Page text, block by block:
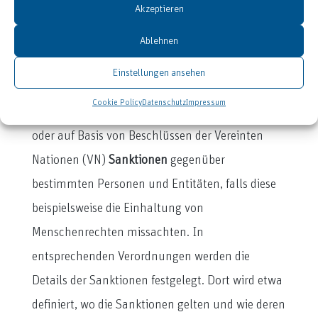
Akzeptieren
Ablehnen
Einstellungen ansehen
Cookie PolicyDatenschutzImpressum
Teilembargos, die de facto jedoch sehr
umfangreich sein können.
EU-Sanktionen
oder auf Basis von Beschlüssen der Vereinten
Nationen (VN) Sanktionen gegenüber
bestimmten Personen und Entitäten, falls diese
beispielsweise die Einhaltung von
Menschenrechten missachten. In
entsprechenden Verordnungen werden die
Details der Sanktionen festgelegt. Dort wird etwa
definiert, wo die Sanktionen gelten und wie deren